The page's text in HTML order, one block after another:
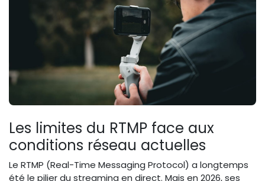
Les limites du RTMP face aux
conditions réseau actuelles
Le RTMP (Real-Time Messaging Protocol) a longtemps
été le pilier du streaming en direct. Mais en 2026, ses